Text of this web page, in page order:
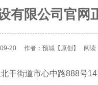
有限公司官网
20 作者：预城 【原创】 阅读
干街道市心中路888号